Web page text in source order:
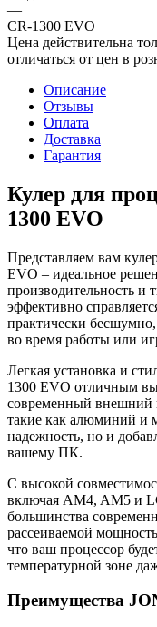
—
CR-1300 EVO
Цена действительна
отличаться от цен в
Описание
Отзывы
Оплата
Доставка
Гарантия
Кулер для
1300 EVO
Представляем вам
EVO – идеальное
производительность и
эффективно
практически
во время работы или
Легкая установка и
1300 EVO отличным
современный внешний
такие как алюминий и
надежность, но и
вашему ПК.
С высокой
включая AM4, AM5 и
большинства
рассеиваемой
что ваш процессор
температурной зоне
Преимущества